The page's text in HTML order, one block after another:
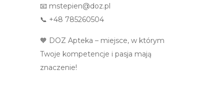
📧 mstepien@doz.pl
📞 +48 785260504
🧡 DOZ Apteka – miejsce, w którym
Twoje kompetencje i pasja mają
znaczenie!